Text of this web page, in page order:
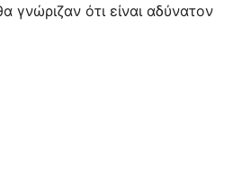
γνώριζαν ότι είναι αδύνατον